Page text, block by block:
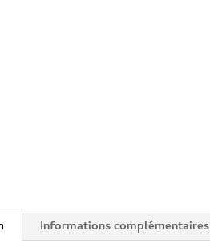
Informations complémentaires